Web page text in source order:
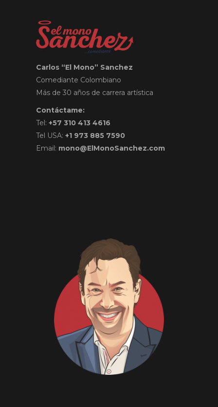
Carlos “El Mono” Sanchez
Comediante Colombiano
Más de 30 años de carrera artística
Contáctame:
Tel: +57 310 413 4616
Tel USA: +1 973 885 7590
Email: mono@ElMonoSanchez.com